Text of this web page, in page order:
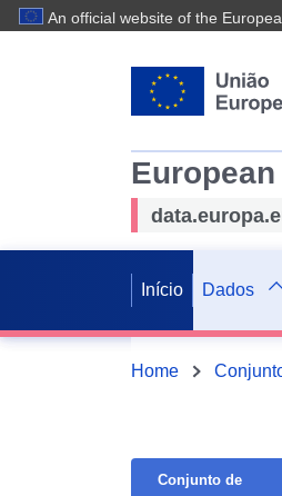
An official website of the
Início Dados
Home
Conjunto de